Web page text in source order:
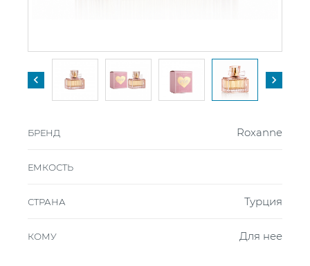
 
БРЕНД Roxanne
ЕМКОСТЬ
СТРАНА Турция
КОМУ Для нее